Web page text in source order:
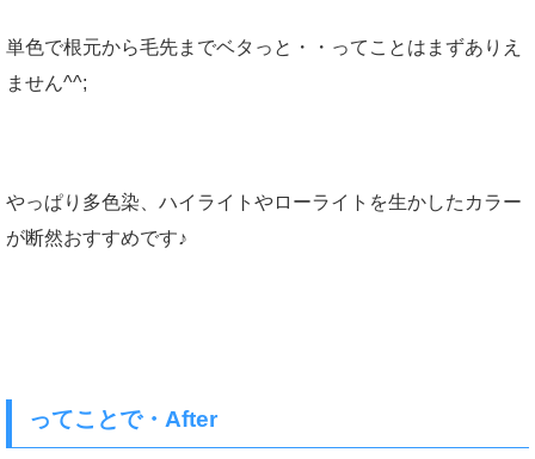
単色で根元から毛先までベタっと・・ってことはまずありえ
ません^^;
やっぱり多色染、ハイライトやローライトを生かしたカラー
が断然おすすめです♪
ってことで・After